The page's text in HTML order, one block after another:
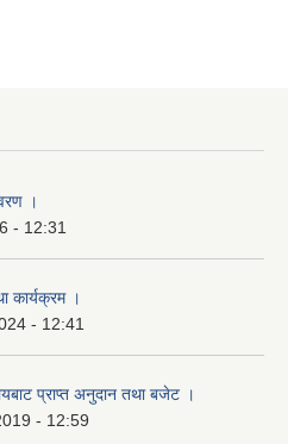
।
- 12:31
।
- 12:41
प्राप्त अनुदान तथा बजेट ।
- 12:59